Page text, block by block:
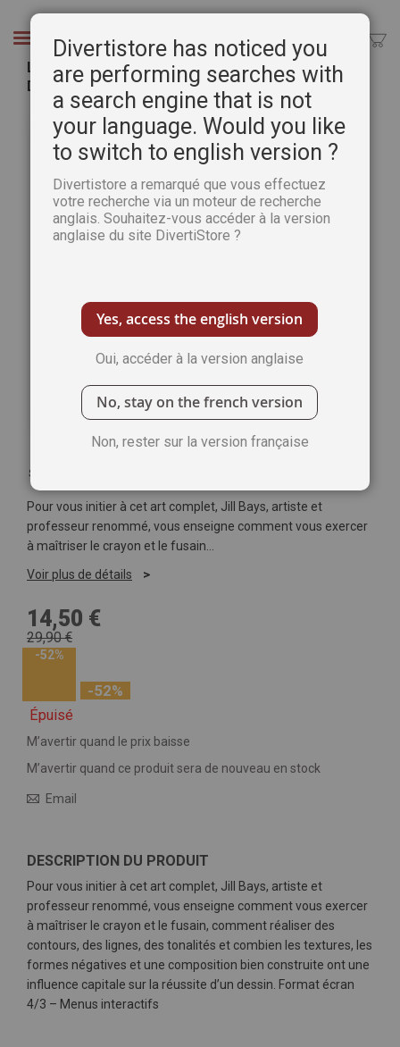
Chercher
La technique du dessin - Première approche –
DVD
galerie
d’images
Soyez le premier à commenter ce produit
Pour vous initier à cet art complet, Jill Bays, artiste et
professeur renommé, vous enseigne comment vous exercer
à maîtriser le crayon et le fusain…
Voir plus de détails
14,50 €
29,90 €
-52%
-52%
Épuisé
M’avertir quand le prix baisse
M’avertir quand ce produit sera de nouveau en stock
Email
DESCRIPTION DU PRODUIT
Pour vous initier à cet art complet, Jill Bays, artiste et
professeur renommé, vous enseigne comment vous exercer
à maîtriser le crayon et le fusain, comment réaliser des
contours, des lignes, des tonalités et combien les textures, les
formes négatives et une composition bien construite ont une
influence capitale sur la réussite d’un dessin. Format écran
4/3 – Menus interactifs
Divertistore has noticed you
are performing searches with
a search engine that is not
your language. Would you like
to switch to english version ?
Divertistore a remarqué que vous effectuez
votre recherche via un moteur de recherche
anglais. Souhaitez-vous accéder à la version
anglaise du site DivertiStore ?
Yes, access the english version
Oui, accéder à la version anglaise
No, stay on the french version
Non, rester sur la version française